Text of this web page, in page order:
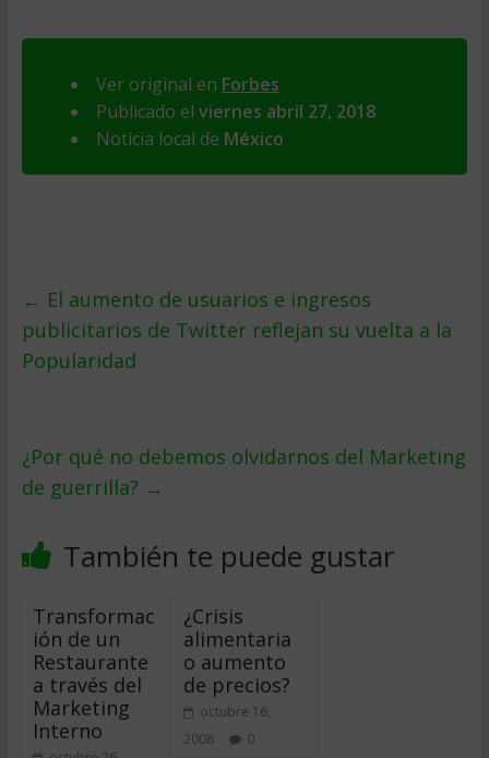
Ver original en Forbes
Publicado el viernes abril 27, 2018
Noticia local de México
← El aumento de usuarios e ingresos
publicitarios de Twitter reflejan su vuelta a la
Popularidad
¿Por qué no debemos olvidarnos del Marketing
de guerrilla? →
También te puede gustar
Transformac
ión de un
Restaurante
a través del
Marketing
Interno
¿Crisis
alimentaria
o aumento
de precios?
octubre 16,
2008
0